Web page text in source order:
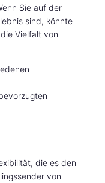
Sie auf der
sind, könnte
Vielfalt von
die es den
von